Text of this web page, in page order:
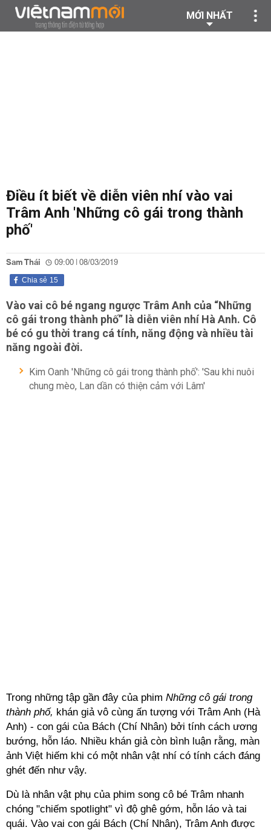
MỚI NHẤT
Điều ít biết về diễn viên nhí vào vai
Trâm Anh 'Những cô gái trong thành
phố'
Sam Thái 09:00 | 08/03/2019
15
Chia sẻ
Vào vai cô bé ngang ngược Trâm Anh của “Những
cô gái trong thành phố” là diễn viên nhí Hà Anh. Cô
bé có gu thời trang cá tính, năng động và nhiều tài
năng ngoài đời.
Kim Oanh 'Những cô gái trong thành phố': 'Sau khi nuôi
chung mèo, Lan dần có thiện cảm với Lâm'
Trong những tập gần đây của phim Những cô gái trong
thành phố, khán giả vô cùng ấn tượng với Trâm Anh (Hà
Anh) - con gái của Bách (Chí Nhân) bởi tính cách ương
bướng, hỗn láo. Nhiều khán giả còn bình luận rằng, màn
ảnh Việt hiếm khi có một nhân vật nhí có tính cách đáng
ghét đến như vậy.
Dù là nhân vật phụ của phim song cô bé Trâm nhanh
chóng "chiếm spotlight" vì độ ghê gớm, hỗn láo và tai
quái. Vào vai con gái Bách (Chí Nhân), Trâm Anh được